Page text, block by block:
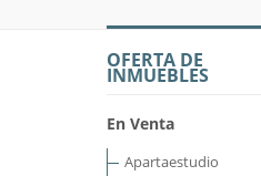
OFERTA DE
INMUEBLES
En Venta
Apartaestudio